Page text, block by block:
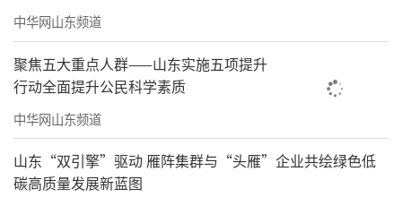
中华网山东频道
聚焦五大重点人群——山东实施五项提升
行动全面提升公民科学素质
中华网山东频道
山东“双引擎”驱动 雁阵集群与“头雁”企业共绘绿色低
碳高质量发展新蓝图